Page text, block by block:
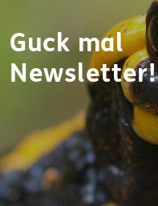
Guck mal
Newsletter!